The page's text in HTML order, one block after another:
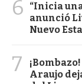
6
“Inicia
anunció
Nuevo
7
Araujo